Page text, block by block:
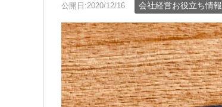
公開日:2020/12/16 会社経営お役立ち情報